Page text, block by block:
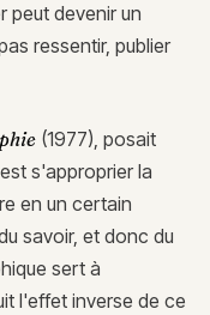
peut devenir un
ressentir, publier
(1977), posait
s'approprier la
en un certain
savoir, et donc du
sert à
l'effet inverse de ce